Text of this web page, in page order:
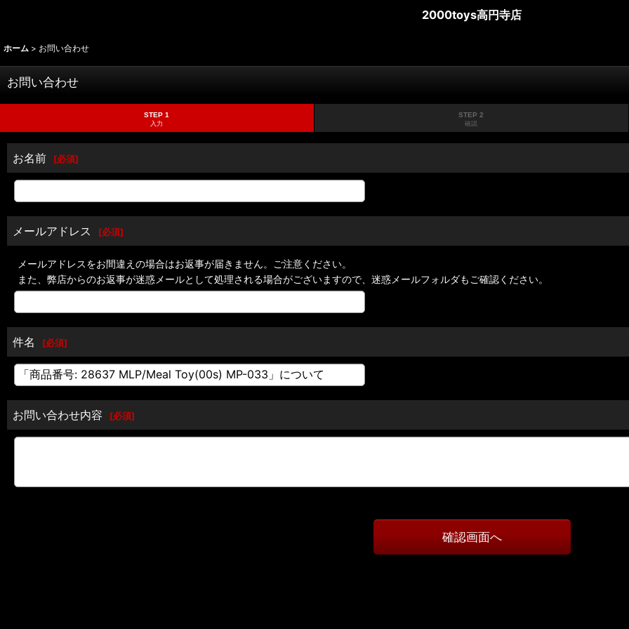
2000toys高円寺店
ホーム > お問い合わせ
お問い合わせ
STEP 1
入力
STEP 2
確認
お名前 [必須]
メールアドレス [必須]
メールアドレスをお間違えの場合はお返事が届きません。ご注意ください。
また、弊店からのお返事が迷惑メールとして処理される場合がございますので、迷惑メールフォルダもご確認ください。
件名 [必須]
お問い合わせ内容 [必須]
確認画面へ